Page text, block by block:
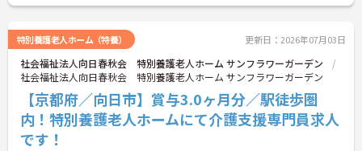
特別養護老人ホーム（特養） 更新日：2026年07月03日
社会福祉法人向日春秋会 特別養護老人ホーム サンフラワーガーデン
社会福祉法人向日春秋会 特別養護老人ホーム サンフラワーガーデン
【京都府／向日市】賞与3.0ヶ月分／駅徒歩圏
内！特別養護老人ホームにて介護支援専門員求人
です！